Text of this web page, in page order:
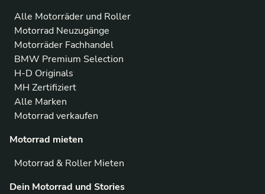
Alle Motorräder und Roller
Motorrad Neuzugänge
Motorräder Fachhandel
BMW Premium Selection
H-D Originals
MH Zertifiziert
Alle Marken
Motorrad verkaufen
Motorrad mieten
Motorrad & Roller Mieten
Dein Motorrad und Stories